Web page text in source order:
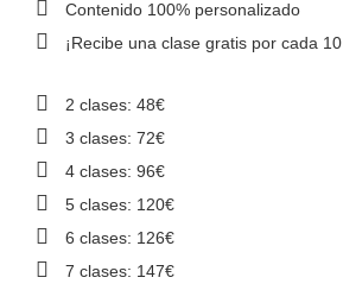
Contenido 100% personalizado
¡Recibe una clase gratis por cada
2 clases: 48€
3 clases: 72€
4 clases: 96€
5 clases: 120€
6 clases: 126€
7 clases: 147€